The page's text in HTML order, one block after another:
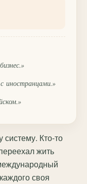
иностранцами.»
систему. Кто-то
жить
своя